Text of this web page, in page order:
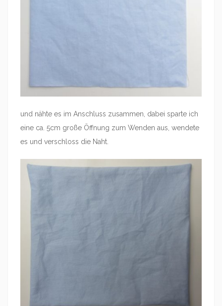
und nähte es im Anschluss zusammen, dabei sparte ich
eine ca. 5cm große Öffnung zum Wenden aus, wendete
es und verschloss die Naht.